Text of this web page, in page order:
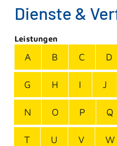
Dienste &
Leistungen
A B C D
G H I J
N O P Q
T U V W